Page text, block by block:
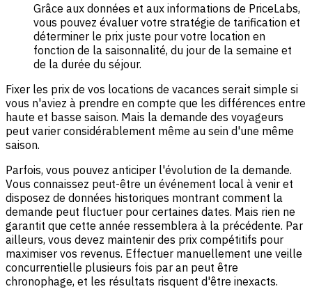
Grâce aux données et aux informations de PriceLabs,
vous pouvez évaluer votre stratégie de tarification et
déterminer le prix juste pour votre location en
fonction de la saisonnalité, du jour de la semaine et
de la durée du séjour.
Fixer les prix de vos locations de vacances serait simple si
vous n'aviez à prendre en compte que les différences entre
haute et basse saison. Mais la demande des voyageurs
peut varier considérablement même au sein d'une même
saison.
Parfois, vous pouvez anticiper l'évolution de la demande.
Vous connaissez peut-être un événement local à venir et
disposez de données historiques montrant comment la
demande peut fluctuer pour certaines dates. Mais rien ne
garantit que cette année ressemblera à la précédente. Par
ailleurs, vous devez maintenir des prix compétitifs pour
maximiser vos revenus. Effectuer manuellement une veille
concurrentielle plusieurs fois par an peut être
chronophage, et les résultats risquent d'être inexacts.